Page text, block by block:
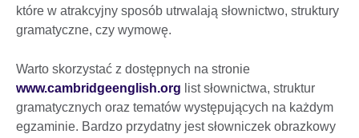
które w atrakcyjny sposób utrwalają słownictwo, struktury
gramatyczne, czy wymowę.
Warto skorzystać z dostępnych na stronie
www.cambridgeenglish.org list słownictwa, struktur
gramatycznych oraz tematów występujących na każdym
egzaminie. Bardzo przydatny jest słowniczek obrazkowy